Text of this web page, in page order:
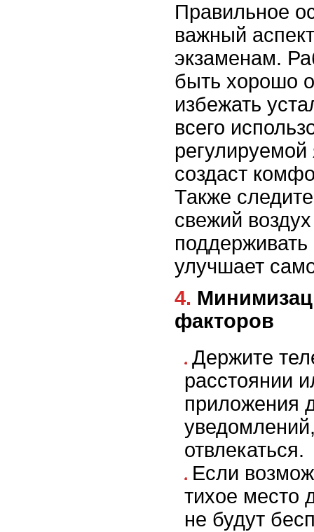
Правильное
важный
экзаменам.
быть хорошо
избежать
всего
регулируемой
создаст
Также
свежий
улучшает
4. Минимизация отвлекающих
факторов
Держите
расстоянии
приложения
отвлекаться.
Если
тихое место
не будут